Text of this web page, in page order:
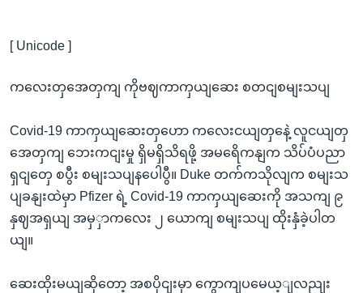
[ Unicode ]
ကလေးတှအေတှကျ ကိုဗဈကာကှယျဆေး စတငျစမျးသပျ
Covid-19 ကာကှယျဆေးတှဟော ကလေးငယျတှနေဲ့ လူငယျတှ
အေတှကျ ဘေးကငျးမှု ရှိမရှိသိရဖို့ အမရေိကနျက သိပ်ပံပညာ
ရှငျတှေ စပွီး စမျးသပျနပေါပွီ။ Duke တက်ကသိုလျက စမျးသ
ပျခနျးထဲမှာ Pfizer ရဲ့ Covid-19 ကာကှယျဆေးကို အသကျ ၉
နှဈအရှယျ အမှှာကလေး ၂ ယောကျ စမျးသပျ ထိုးနှံခဲ့ပါတ
ယျ။
ဆေးထိုးမယျဆိုတော့ အစပိုငျးမှာ ကွောကျပမေယ့ျလညျး